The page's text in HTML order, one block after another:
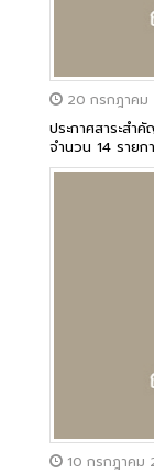
20 กรกฎาคม
ประกาศสาระส
จำนวน 14 รายก
10 กรกฎาคม